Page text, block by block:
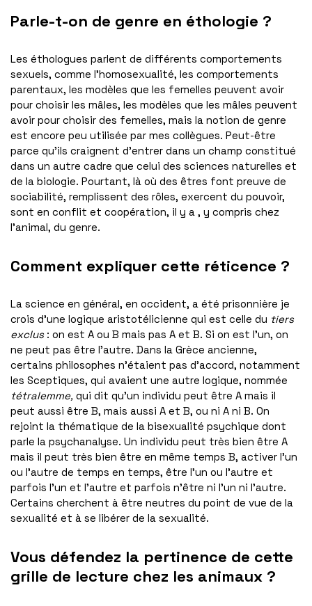
Parle-t-on de genre en éthologie ?
Les éthologues parlent de différents comportements
sexuels, comme l’homosexualité, les comportements
parentaux, les modèles que les femelles peuvent avoir
pour choisir les mâles, les modèles que les mâles peuvent
avoir pour choisir des femelles, mais la notion de genre
est encore peu utilisée par mes collègues. Peut-être
parce qu’ils craignent d’entrer dans un champ constitué
dans un autre cadre que celui des sciences naturelles et
de la biologie. Pourtant, là où des êtres font preuve de
sociabilité, remplissent des rôles, exercent du pouvoir,
sont en conflit et coopération, il y a , y compris chez
l’animal, du genre.
Comment expliquer cette réticence ?
La science en général, en occident, a été prisonnière je
crois d’une logique aristotélicienne qui est celle du tiers
exclus: on est A ou B mais pas A et B. Si on est l’un, on
ne peut pas être l’autre. Dans la Grèce ancienne,
certains philosophes n’étaient pas d’accord, notamment
les Sceptiques, qui avaient une autre logique, nommée
tétralemme, qui dit qu’un individu peut être A mais il
peut aussi être B, mais aussi A et B, ou ni A ni B. On
rejoint la thématique de la bisexualité psychique dont
parle la psychanalyse. Un individu peut très bien être A
mais il peut très bien être en même temps B, activer l’un
ou l’autre de temps en temps, être l’un ou l’autre et
parfois l’un et l’autre et parfois n’être ni l’un ni l’autre.
Certains cherchent à être neutres du point de vue de la
sexualité et à se libérer de la sexualité.
Vous défendez la pertinence de cette
grille de lecture chez les animaux ?